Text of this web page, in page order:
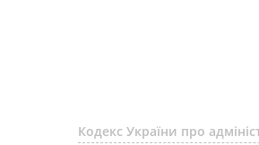
Кодекс України про